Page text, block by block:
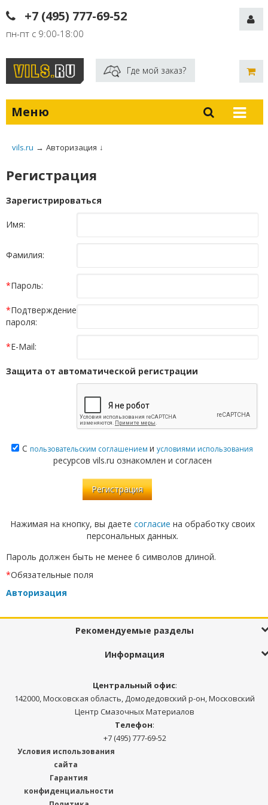
+7 (495) 777-69-52
пн-пт с 9:00-18:00
Где мой заказ?
Меню
vils.ru → Авторизация ↓
Регистрация
Зарегистрироваться
Имя:
Фамилия:
*Пароль:
*Подтверждение
пароля:
*E-Mail:
Защита от автоматической регистрации
С пользовательским соглашением и условиями использования
ресурсов vils.ru ознакомлен и согласен
Нажимая на кнопку, вы даете согласие на обработку своих
персональных данных.
Пароль должен быть не менее 6 символов длиной.
*Обязательные поля
Авторизация
Рекомендуемые разделы
Информация
Центральный офис:
142000, Московская область, Домодедовский р-он, Московский
Центр Смазочных Материалов
Телефон:
+7 (495) 777-69-52
Условия использования
сайта
Гарантия
конфиденциальности